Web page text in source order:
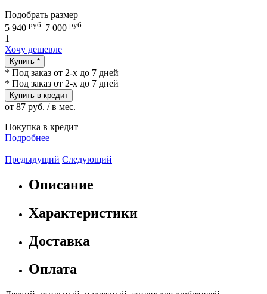
Подобрать размер
5 940 руб. 7 000 руб.
1
Хочу дешевле
Купить *
* Под заказ от 2-х до 7 дней
* Под заказ от 2-х до 7 дней
Купить в кредит
от 87 руб. / в мес.
Покупка в кредит
Подробнее
Предыдущий Следующий
Описание
Характеристики
Доставка
Оплата